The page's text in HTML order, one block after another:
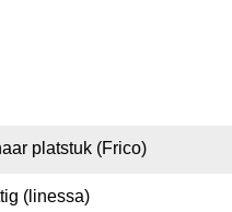
platstuk (Frico)
(linessa)